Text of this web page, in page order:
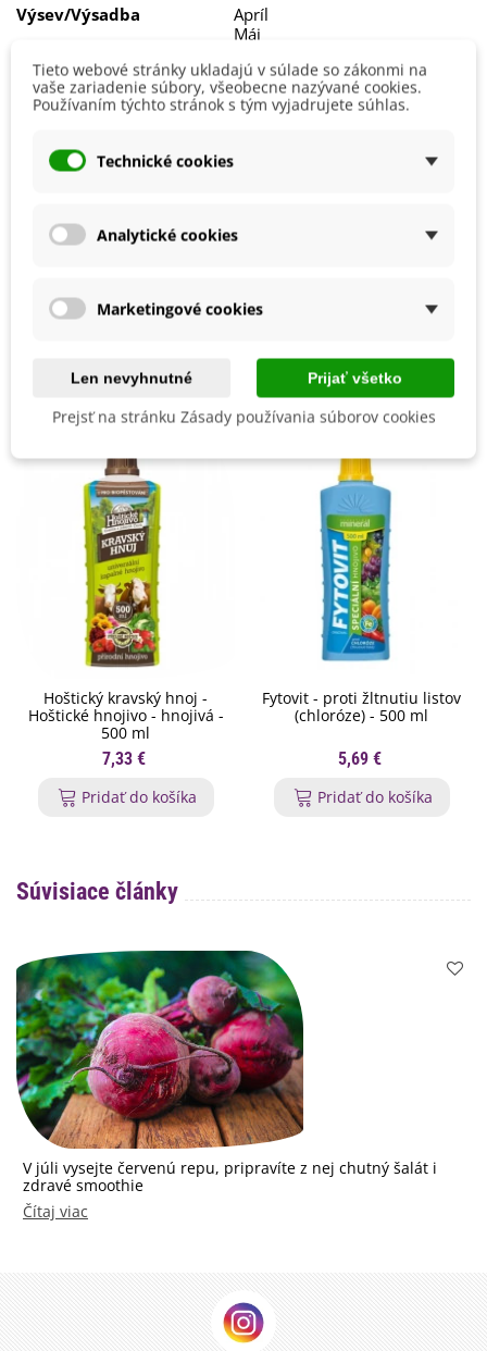
Repa sa zberá celá, necháva sa na záhone vydýchať a potom
sa uchováva
v chlade, ideálne zahrnutá v pilinách.
Výsev/výsadba
Apríl
Máj
Výrobca
SemenaOnline
Nehybridná
Zber
Skorosť Odrody
Neskorá
BIO Kvalita
Nie
Mohli byste ešte potrebovať
Hoštický kravský hnoj -
Hoštické hnojivo - hnojivá -
500 ml
7,33 €
Pridať do košíka
Fytovit - proti žltnutiu listov
(chloróze) - 500 ml
5,69 €
Pridať do košíka
Súvisiace články
V júli vysejte červenú repu, pripravíte z nej chutný šalát i
zdravé smoothie
Čítaj viac
Tieto webové stránky ukladajú v súlade so zákonmi na
vaše zariadenie súbory, všeobecne nazývané cookies.
Používaním týchto stránok s tým vyjadrujete súhlas.
Technické cookies
Analytické cookies
Marketingové cookies
Len nevyhnutné Prijať všetko
Prejsť na stránku Zásady používania súborov cookies